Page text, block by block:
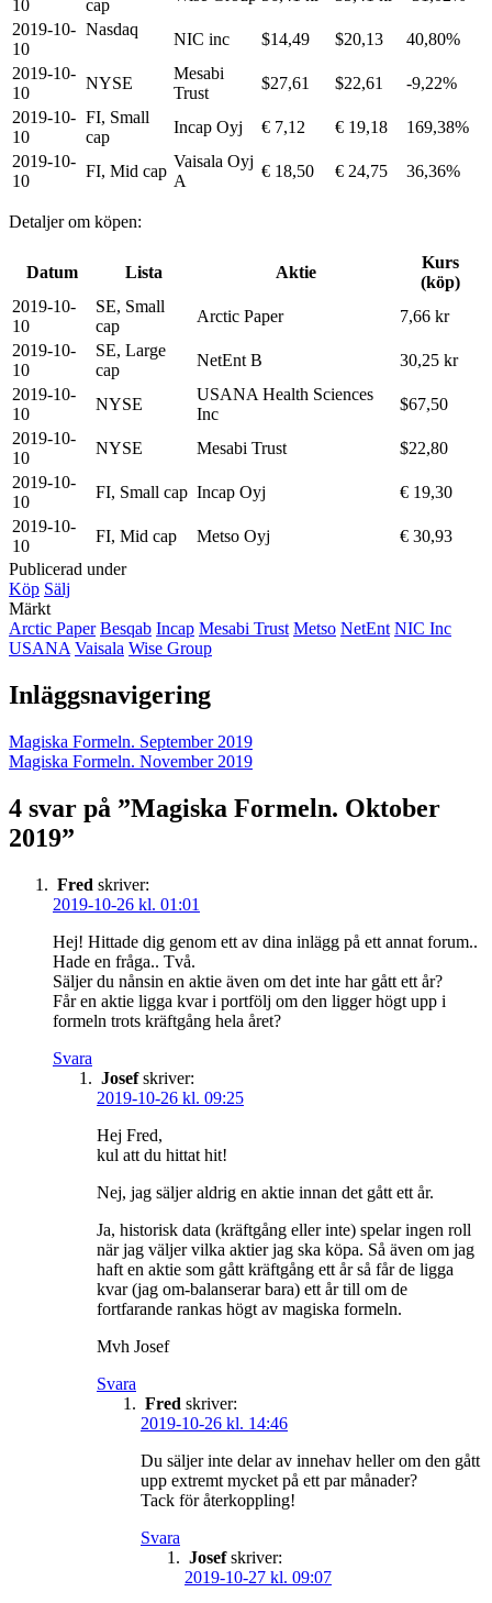
10 cap
2019-10-
10
Nasdaq
NIC inc $14,49 $20,13
40,80%
2019-10-
10
NYSE
Mesabi
Trust
$27,61 $22,61
-9,22%
2019-10-
10
FI, Small
cap
Incap Oyj € 7,12 € 19,18
169,38%
2019-10-
10
FI, Mid cap
Vaisala Oyj
A
€ 18,50 € 24,75 36,36%
Detaljer om köpen:
Datum Lista Aktie
Kurs
(köp)
2019-10-
10
SE, Small
cap
Arctic Paper
7,66 kr
2019-10-
10
SE, Large
cap
NetEnt B
30,25 kr
2019-10-
10
NYSE
USANA Health Sciences
Inc
$67,50
2019-10-
10
NYSE Mesabi Trust
$22,80
2019-10-
10
FI, Small cap Incap Oyj
€ 19,30
2019-10-
10
FI, Mid cap Metso Oyj
€ 30,93
Publicerad under
Köp Sälj
Märkt
Arctic Paper Besqab Incap Mesabi Trust Metso NetEnt NIC Inc
USANA Vaisala Wise Group
Inläggsnavigering
Magiska Formeln. September 2019
Magiska Formeln. November 2019
4 svar på ”Magiska Formeln. Oktober
2019”
Fred skriver:
2019-10-26 kl. 01:01
Hej! Hittade dig genom ett av dina inlägg på ett annat forum..
Hade en fråga.. Två.
Säljer du nånsin en aktie även om det inte har gått ett år?
Får en aktie ligga kvar i portfölj om den ligger högt upp i
formeln trots kräftgång hela året?
Svara
Josef skriver:
2019-10-26 kl. 09:25
Hej Fred,
kul att du hittat hit!
Nej, jag säljer aldrig en aktie innan det gått ett år.
Ja, historisk data (kräftgång eller inte) spelar ingen roll
när jag väljer vilka aktier jag ska köpa. Så även om jag
haft en aktie som gått kräftgång ett år så får de ligga
kvar (jag om-balanserar bara) ett år till om de
fortfarande rankas högt av magiska formeln.
Mvh Josef
Svara
Fred skriver:
2019-10-26 kl. 14:46
Du säljer inte delar av innehav heller om den gått
upp extremt mycket på ett par månader?
Tack för återkoppling!
Svara
Josef skriver:
2019-10-27 kl. 09:07